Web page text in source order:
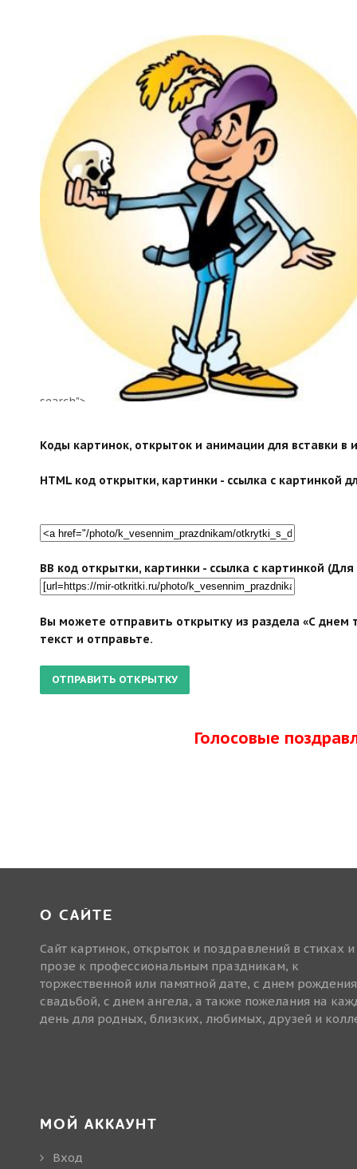
search">
Коды картинок, открыток и анимации для вставки в
HTML код открытки, картинки - ссылка с картинкой
BB код открытки, картинки - ссылка с картинкой
Вы можете отправить открытку из раздела «С днем
текст и отправьте.
Голосовые
О САЙТЕ
Сайт картинок, открыток и поздравлений в стихах и
прозе к профессиональным праздникам, к
торжественной или памятной дате, с днем
свадьбой, с днем ангела, а также пожелания на
день для родных, близких, любимых, друзей и
МОЙ АККАУНТ
Вход